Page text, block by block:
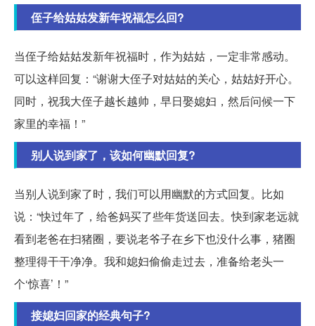
侄子给姑姑发新年祝福怎么回?
当侄子给姑姑发新年祝福时，作为姑姑，一定非常感动。
可以这样回复：“谢谢大侄子对姑姑的关心，姑姑好开心。
同时，祝我大侄子越长越帅，早日娶媳妇，然后问候一下
家里的幸福！”
别人说到家了，该如何幽默回复?
当别人说到家了时，我们可以用幽默的方式回复。比如
说：“快过年了，给爸妈买了些年货送回去。快到家老远就
看到老爸在扫猪圈，要说老爷子在乡下也没什么事，猪圈
整理得干干净净。我和媳妇偷偷走过去，准备给老头一
个‘惊喜’！”
接媳妇回家的经典句子?